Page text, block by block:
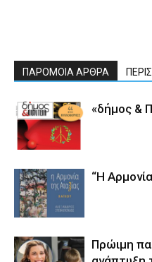
ΠΑΡΟΜΟΙΑ ΑΡΘΡΑ
«δήμος &
“Η
Πρώιμη